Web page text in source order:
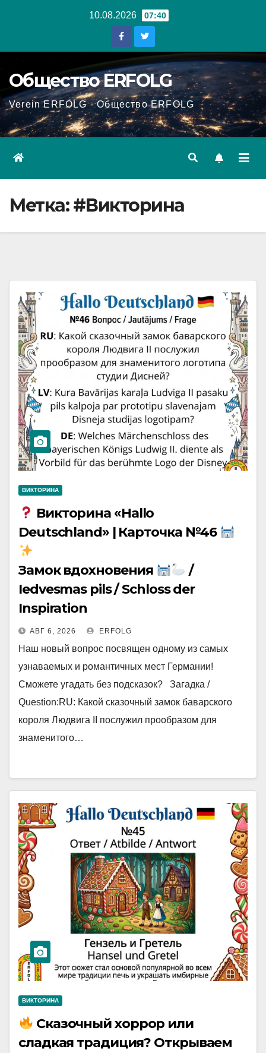
10.08.2026 07:40
Общество ERFOLG
Verein ERFOLG - Общество ERFOLG
Метка:#Викторина
ВИКТОРИНА
Викторина «Hallo
Deutschland» | Карточка №46
Замок вдохновения
/
Iedvesmas pils / Schloss der
Inspiration
АВГ 6, 2026 ERFOLG
Наш новый вопрос посвящен одному из самых
узнаваемых и романтичных мест Германии!
Сможете угадать без подсказок? Загадка /
Question:RU: Какой сказочный замок баварского
короля Людвига II послужил прообразом для
знаменитого…
ВИКТОРИНА
Сказочный хоррор или
сладкая традиция? Открываем